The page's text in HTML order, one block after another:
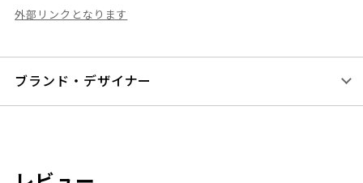
外部リンクとなります
ブランド・デザイナー